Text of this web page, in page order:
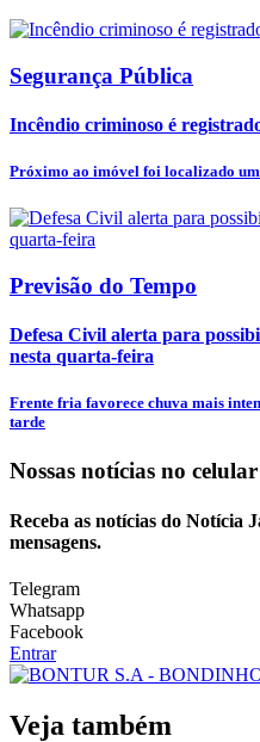
Segurança Pública
Incêndio criminoso é
Próximo ao imóvel foi localizado
Previsão do Tempo
Defesa Civil alerta para
nesta quarta-feira
Frente fria favorece chuva mais
tarde
Nossas notícias no celular
Receba as notícias do Notícia
mensagens.
Telegram
Whatsapp
Facebook
Entrar
Veja também